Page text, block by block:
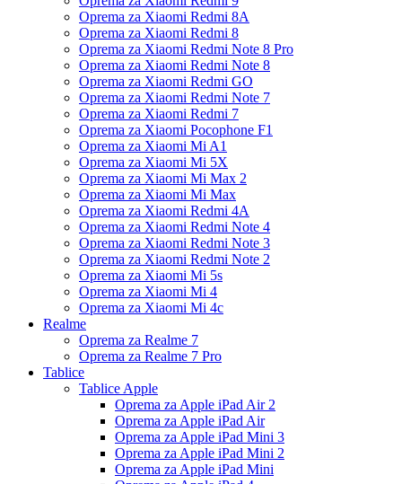
Oprema za Xiaomi Redmi 8A
Oprema za Xiaomi Redmi 8
Oprema za Xiaomi Redmi Note 8 Pro
Oprema za Xiaomi Redmi Note 8
Oprema za Xiaomi Redmi GO
Oprema za Xiaomi Redmi Note 7
Oprema za Xiaomi Redmi 7
Oprema za Xiaomi Pocophone F1
Oprema za Xiaomi Mi A1
Oprema za Xiaomi Mi 5X
Oprema za Xiaomi Mi Max 2
Oprema za Xiaomi Mi Max
Oprema za Xiaomi Redmi 4A
Oprema za Xiaomi Redmi Note 4
Oprema za Xiaomi Redmi Note 3
Oprema za Xiaomi Redmi Note 2
Oprema za Xiaomi Mi 5s
Oprema za Xiaomi Mi 4
Oprema za Xiaomi Mi 4c
Realme
Oprema za Realme 7
Oprema za Realme 7 Pro
Tablice
Tablice Apple
Oprema za Apple iPad Air 2
Oprema za Apple iPad Air
Oprema za Apple iPad Mini 3
Oprema za Apple iPad Mini 2
Oprema za Apple iPad Mini